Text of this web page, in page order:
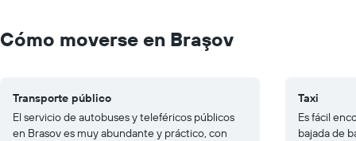
Cómo moverse en Braşov
Transporte público
El servicio de autobuses y teleféricos públicos
en Brasov es muy abundante y práctico, con
Taxi
Es fácil
bajada de